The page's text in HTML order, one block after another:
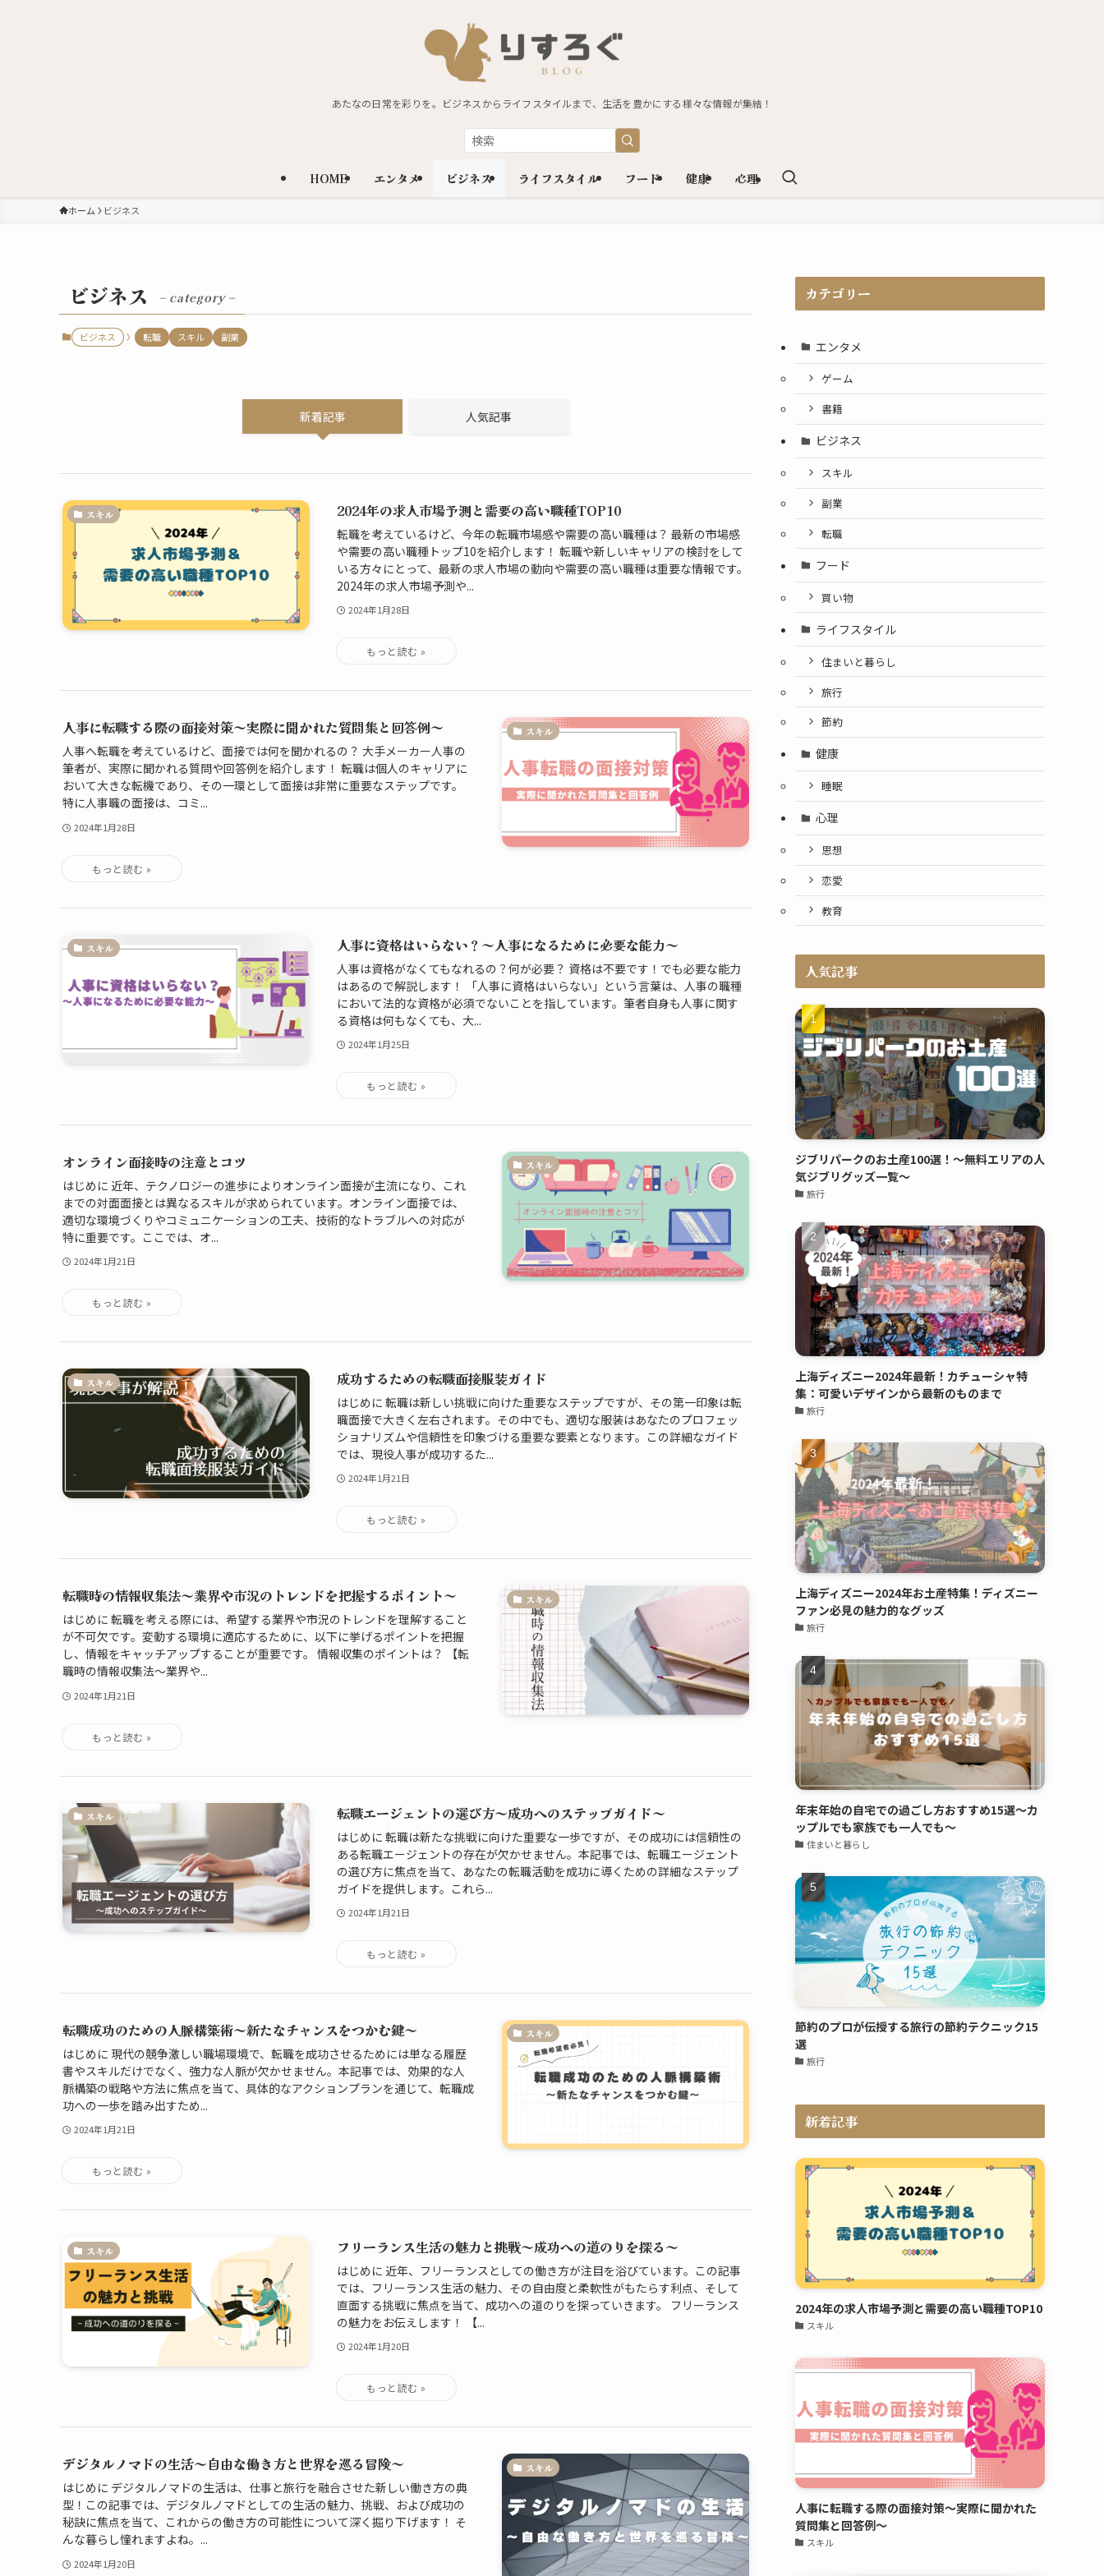
あたなの日常を彩りを。ビジネスからライフスタイルまで、生活を豊かにする様々な情報が集結！
HOME エンタメ ビジネス ライフスタイル フード 健康 心理
ホーム ビジネス
ビジネス – category –
ビジネス 転職 スキル 副業
新着記事 人気記事
スキル 2024年の求人市場予測と需要の高い職種TOP10
転職を考えているけど、今年の転職市場感や需要の高い職種は？ 最新の市場感
や需要の高い職種トップ10を紹介します！ 転職や新しいキャリアの検討をして
いる方々にとって、最新の求人市場の動向や需要の高い職種は重要な情報です。
2024年の求人市場予測や...
2024年1月28日
スキル
人事に転職する際の面接対策～実際に聞かれた質問集と回答例～
人事へ転職を考えているけど、面接では何を聞かれるの？ 大手メーカー人事の
筆者が、実際に聞かれる質問や回答例を紹介します！ 転職は個人のキャリアに
おいて大きな転機であり、その一環として面接は非常に重要なステップです。
特に人事職の面接は、コミ...
2024年1月28日
スキル 人事に資格はいらない？～人事になるために必要な能力～
人事は資格がなくてもなれるの？何が必要？ 資格は不要です！でも必要な能力
はあるので解説します！ 「人事に資格はいらない」という言葉は、人事の職種
において法的な資格が必須でないことを指しています。筆者自身も人事に関す
る資格は何もなくても、大...
2024年1月25日
スキル
オンライン面接時の注意とコツ
はじめに 近年、テクノロジーの進歩によりオンライン面接が主流になり、これ
までの対面面接とは異なるスキルが求められています。オンライン面接では、
適切な環境づくりやコミュニケーションの工夫、技術的なトラブルへの対応が
特に重要です。ここでは、オ...
2024年1月21日
スキル 成功するための転職面接服装ガイド
はじめに 転職は新しい挑戦に向けた重要なステップですが、その第一印象は転
職面接で大きく左右されます。その中でも、適切な服装はあなたのプロフェッ
ショナリズムや信頼性を印象づける重要な要素となります。この詳細なガイド
では、現役人事が成功するた...
2024年1月21日
スキル
転職時の情報収集法～業界や市況のトレンドを把握するポイント～
はじめに 転職を考える際には、希望する業界や市況のトレンドを理解すること
が不可欠です。変動する環境に適応するために、以下に挙げるポイントを把握
し、情報をキャッチアップすることが重要です。 情報収集のポイントは？ 【転
職時の情報収集法～業界や...
2024年1月21日
スキル 転職エージェントの選び方～成功へのステップガイド～
はじめに 転職は新たな挑戦に向けた重要な一歩ですが、その成功には信頼性の
ある転職エージェントの存在が欠かせません。本記事では、転職エージェント
の選び方に焦点を当て、あなたの転職活動を成功に導くための詳細なステップ
ガイドを提供します。これら...
2024年1月21日
スキル
転職成功のための人脈構築術～新たなチャンスをつかむ鍵～
はじめに 現代の競争激しい職場環境で、転職を成功させるためには単なる履歴
書やスキルだけでなく、強力な人脈が欠かせません。本記事では、効果的な人
脈構築の戦略や方法に焦点を当て、具体的なアクションプランを通じて、転職成
功への一歩を踏み出すため...
2024年1月21日
スキル フリーランス生活の魅力と挑戦～成功への道のりを探る～
はじめに 近年、フリーランスとしての働き方が注目を浴びています。この記事
では、フリーランス生活の魅力、その自由度と柔軟性がもたらす利点、そして
直面する挑戦に焦点を当て、成功への道のりを探っていきます。 フリーランス
の魅力をお伝えします！ 【...
2024年1月20日
スキル
デジタルノマドの生活～自由な働き方と世界を巡る冒険～
はじめに デジタルノマドの生活は、仕事と旅行を融合させた新しい働き方の典
型！この記事では、デジタルノマドとしての生活の魅力、挑戦、および成功の
秘訣に焦点を当て、これからの働き方の可能性について深く掘り下げます！ そ
んな暮らし憧れますよね。...
2024年1月20日
カテゴリー
エンタメ
ゲーム
書籍
ビジネス
スキル
副業
転職
フード
買い物
ライフスタイル
住まいと暮らし
旅行
節約
健康
睡眠
心理
思想
恋愛
教育
人気記事
ジブリパークのお土産100選！～無料エリアの人
気ジブリグッズ一覧～
旅行
上海ディズニー2024年最新！カチューシャ特
集：可愛いデザインから最新のものまで
旅行
上海ディズニー2024年お土産特集！ディズニー
ファン必見の魅力的なグッズ
旅行
年末年始の自宅での過ごし方おすすめ15選～カ
ップルでも家族でも一人でも～
住まいと暮らし
節約のプロが伝授する旅行の節約テクニック15
選
旅行
新着記事
2024年の求人市場予測と需要の高い職種TOP10
スキル
人事に転職する際の面接対策～実際に聞かれた
質問集と回答例～
スキル